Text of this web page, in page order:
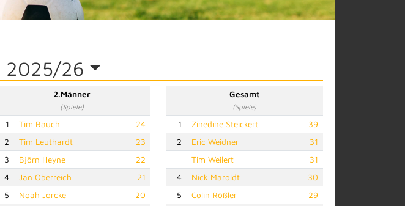
2025/26
2.Männer
(Spiele)
1 Tim Rauch
24
2
Tim Leuthardt
23
3
Björn Heyne
22
4
Jan Oberreich
21
5
Noah Jorcke
20
Gesamt
(Spiele)
1 Zinedine Steickert
39
2
Eric Weidner
31
Tim Weilert
31
4
Nick Maroldt
30
5
Colin Rößler
29